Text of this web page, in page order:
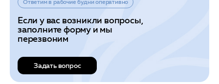
Ответим в рабочие будни оперативно
Если у вас возникли вопросы,
заполните форму и мы
перезвоним
Задать вопрос